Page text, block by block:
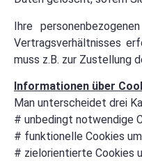
Ihre
Vertragsverhältnisses
muss z.B. zur Zustellung
Informationen über
Man unterscheidet drei
# unbedingt notwendige
# funktionelle Cookies
# zielorientierte Cookies